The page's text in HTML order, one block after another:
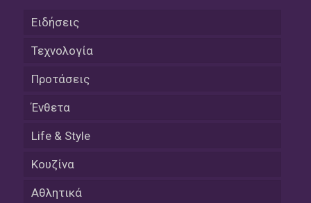
Ειδήσεις
Τεχνολογία
Προτάσεις
Ένθετα
Life & Style
Κουζίνα
Αθλητικά